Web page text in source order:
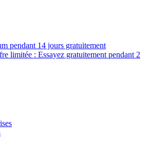
pendant 14 jours gratuitement
limitée : Essayez gratuitement pendant 2